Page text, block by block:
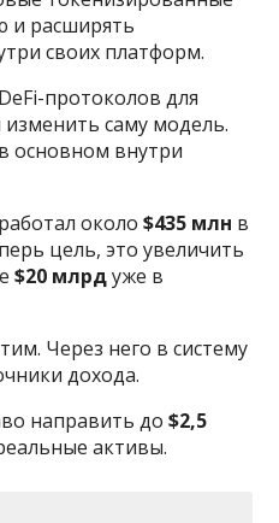
и расширять
своих платформ.
протоколов для
саму модель.
основном внутри
около$435 млн в
цель, это увеличить
$20 млрдуже в
Через него в систему
дохода.
направить до$2,5
активы.